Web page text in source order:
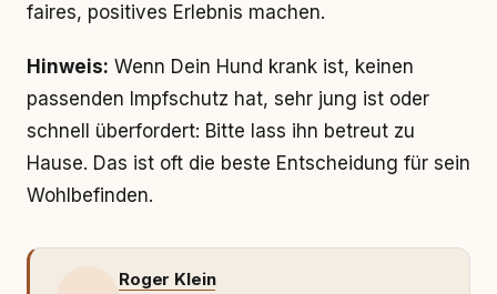
faires, positives Erlebnis machen.
Hinweis: Wenn Dein Hund krank ist, keinen
passenden Impfschutz hat, sehr jung ist oder
schnell überfordert: Bitte lass ihn betreut zu
Hause. Das ist oft die beste Entscheidung für sein
Wohlbefinden.
Roger Klein